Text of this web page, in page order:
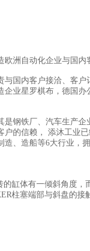
洲自动化企业与国内
国内客户接洽、客
业星罗棋布，德国
钢铁厂、汽车生产
的信赖， 添沐工业
、造船等6大行业，
缸体有一倾斜角度，
柱塞端部与斜盘的接